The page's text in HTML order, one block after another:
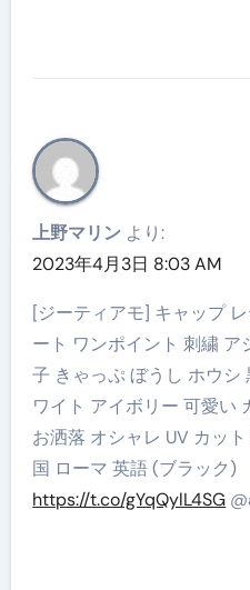
上野マリン より:
2023年4月3日 8:03 AM
[ジーティアモ] キャップ
ート ワンポイント 刺繍 ア
子 きゃっぷ ぼうし ホウシ
ワイト アイボリー 可愛い
お洒落 オシャレ UV カッ
国 ローマ 英語 (ブラック)
https://t.co/gYqQylL4SG